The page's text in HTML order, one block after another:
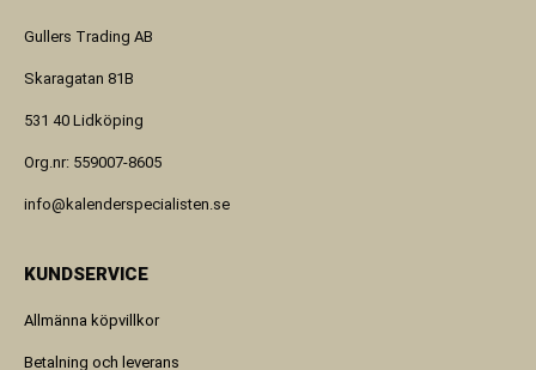
Gullers Trading AB
Skaragatan 81B
531 40 Lidköping
Org.nr: 559007-8605
info@kalenderspecialisten.se
KUNDSERVICE
Allmänna köpvillkor
Betalning och leverans